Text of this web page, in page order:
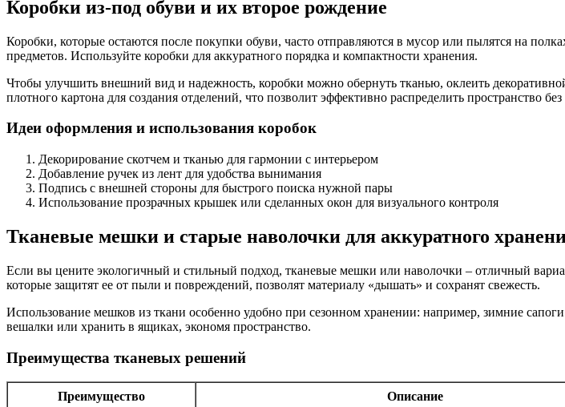
Коробки из-под обуви и их второе рождение
Коробки, которые остаются после покупки обуви, часто отправляются в мусор или пылятся на
предметов. Используйте коробки для аккуратного порядка и компактности хранения.
Чтобы улучшить внешний вид и надежность, коробки можно обернуть тканью, оклеить
плотного картона для создания отделений, что позволит эффективно распределить пространство
Идеи оформления и использования коробок
Декорирование скотчем и тканью для гармонии с интерьером
Добавление ручек из лент для удобства вынимания
Подпись с внешней стороны для быстрого поиска нужной пары
Использование прозрачных крышек или сделанных окон для визуального контроля
Тканевые мешки и старые наволочки для аккуратного
Если вы цените экологичный и стильный подход, тканевые мешки или наволочки – отличный
которые защитят ее от пыли и повреждений, позволят материалу «дышать» и сохранят свежесть.
Использование мешков из ткани особенно удобно при сезонном хранении: например, зимние
вешалки или хранить в ящиках, экономя пространство.
Преимущества тканевых решений
Преимущество Описание